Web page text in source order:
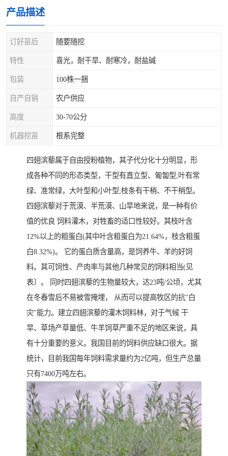
产品描述
订好苗后 随要随挖
特性 喜光，耐干旱、耐寒冷，耐盐碱
包装 100株一捆
自产自销 农户供应
高度 30-70公分
机器挖苗 根系完整
四翅滨藜属于自由授粉植物，其子代分化十分明显，形
成各种不同的形态类型，干型有直立型、匍匐型;叶有常
绿、准常绿，大叶型和小叶型;枝条有干梢、不干梢型。
四翅滨藜对于荒漠、半荒漠、山旱地来说，是一种有价
值的优良 饲料灌木，对牲畜的适口性较好。其枝叶含
12%以上的粗蛋白(其中叶含粗蛋白为21.64%，枝含粗蛋
白8.32%)。 它的蛋白质含量高，是饲养牛、羊的好饲
料。其可饲性、产肉率与其他几种常见的饲料相当(见
表〕。 同时四翅滨藜的生物量较大，达23吨/公顷，尤其
在冬春雪后不易被雪掩埋， 从而可以提高牧区的抗"白
灾"能力。建立四翅滨藜的灌木饲料林，对于气候 干
旱、草场产草量低、牛羊饲草严重不足的地区来说，具
有十分重要的意义。我国目前的饲料供应缺口很大。据
统计，目前我国每年饲料需求量约为2亿吨，但生产总量
只有7400万吨左右。